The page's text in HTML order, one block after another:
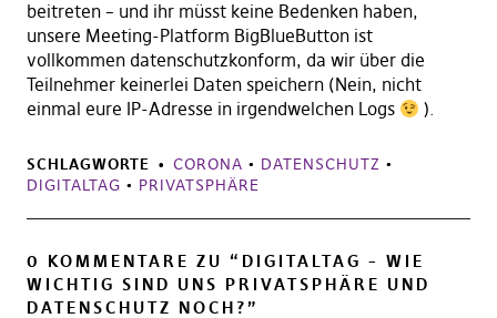
beitreten – und ihr müsst keine Bedenken haben,
unsere Meeting-Platform BigBlueButton ist
vollkommen datenschutzkonform, da wir über die
Teilnehmer keinerlei Daten speichern (Nein, nicht
einmal eure IP-Adresse in irgendwelchen Logs
).
SCHLAGWORTE CORONA • DATENSCHUTZ •
DIGITALTAG • PRIVATSPHÄRE
0 KOMMENTARE ZU “ DIGITALTAG – WIE
WICHTIG SIND UNS PRIVATSPHÄRE UND
DATENSCHUTZ NOCH?”